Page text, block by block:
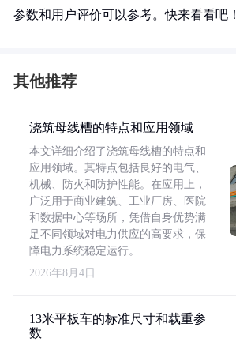
参数和用户评价可以参考。快来看看吧！
其他推荐
浇筑母线槽的特点和应用领域
本文详细介绍了浇筑母线槽的特点和
应用领域。其特点包括良好的电气、
机械、防火和防护性能。在应用上，
广泛用于商业建筑、工业厂房、医院
和数据中心等场所，凭借自身优势满
足不同领域对电力供应的高要求，保
障电力系统稳定运行。
2026年8月4日
13米平板车的标准尺寸和载重参
数